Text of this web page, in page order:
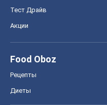
Тест Драйв
Акции
Food Oboz
Рецепты
Диеты